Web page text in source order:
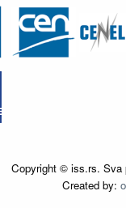
Copyright © iss.rs. Sva
Created by: